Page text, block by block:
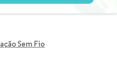
Sem Fio